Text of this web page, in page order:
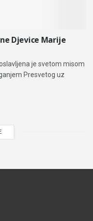
Djevice Marije
je svetom misom
Presvetog uz